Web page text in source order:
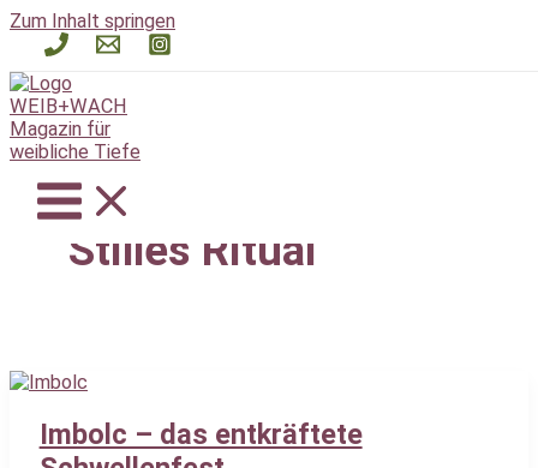
Zum Inhalt springen
Stilles Ritual
Imbolc – das entkräftete